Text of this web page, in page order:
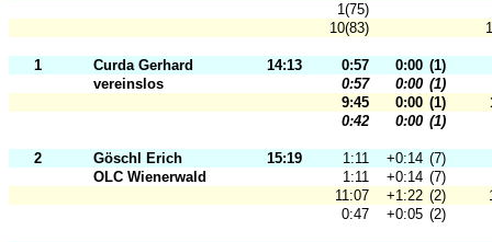
1(75)
10(83)
1 Curda Gerhard 14:13 0:57 0:00 (1)
vereinslos
0:57 0:00 (1)
9:45
0:00 (1)
0:42
0:00 (1)
2 Göschl Erich 15:19 1:11 +0:14 (7)
OLC Wienerwald
1:11 +0:14 (7)
11:07
+1:22 (2)
0:47
+0:05 (2)